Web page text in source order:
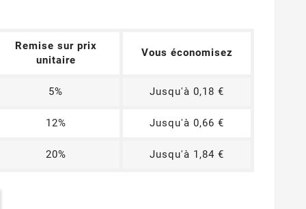
Remise sur prix
unitaire
Vous économisez
5% Jusqu'à 0,18 €
12% Jusqu'à 0,66 €
20% Jusqu'à 1,84 €